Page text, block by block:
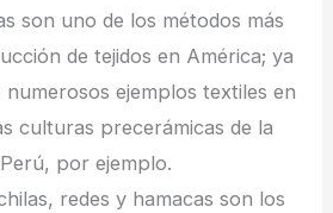
son uno de los métodos más
de tejidos en América; ya
ejemplos textiles en
culturas precerámicas de la
por ejemplo.
redes y hamacas son los